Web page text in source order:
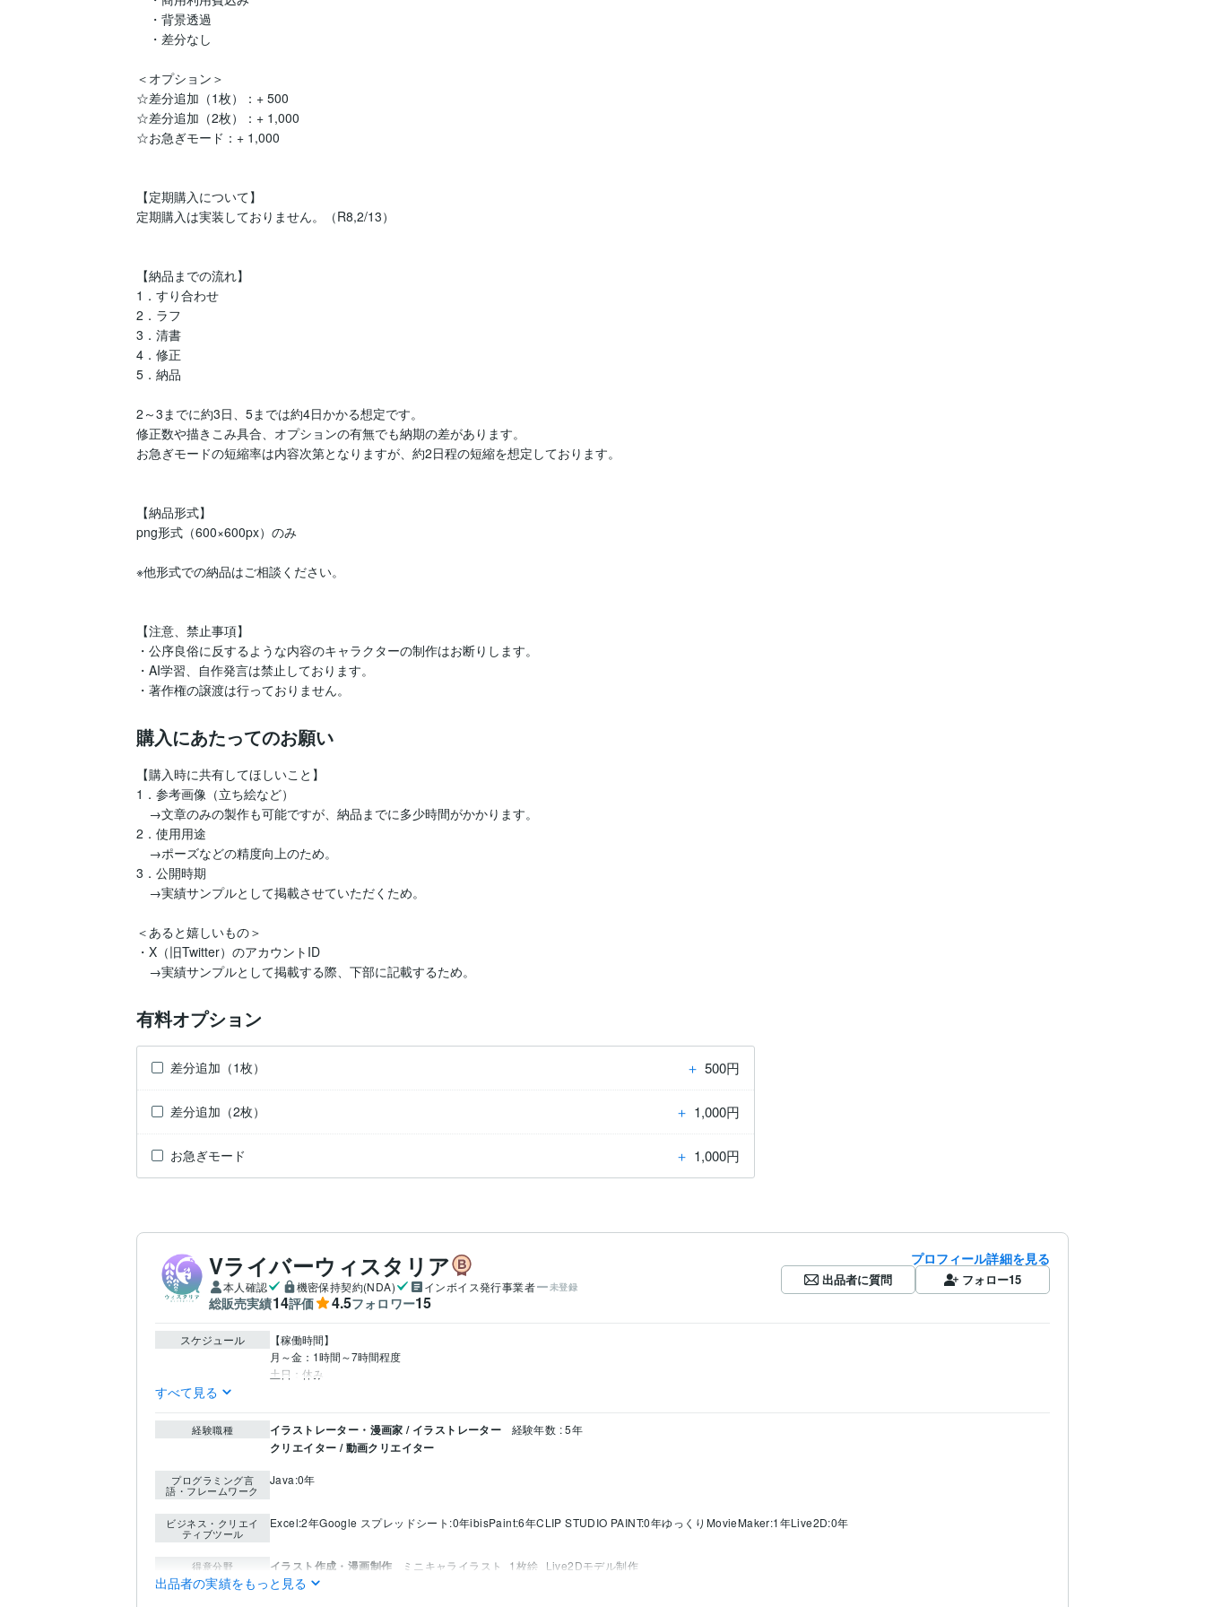
・背景透過
・差分なし
＜オプション＞
☆差分追加（1枚）：+ 500
☆差分追加（2枚）：+ 1,000
☆お急ぎモード：+ 1,000
【定期購入について】
定期購入は実装しておりません。（R8,2/13）
【納品までの流れ】
1．すり合わせ
2．ラフ
3．清書
4．修正
5．納品
2～3までに約3日、5までは約4日かかる想定です。
修正数や描きこみ具合、オプションの有無でも納期の差があります。
お急ぎモードの短縮率は内容次第となりますが、約2日程の短縮を想定しております。
【納品形式】
png形式（600×600px）のみ
※他形式での納品はご相談ください。
【注意、禁止事項】
・公序良俗に反するような内容のキャラクターの制作はお断りします。
・AI学習、自作発言は禁止しております。
・著作権の譲渡は行っておりません。
購入にあたってのお願い
【購入時に共有してほしいこと】
1．参考画像（立ち絵など）
→文章のみの製作も可能ですが、納品までに多少時間がかかります。
2．使用用途
→ポーズなどの精度向上のため。
3．公開時期
→実績サンプルとして掲載させていただくため。
＜あると嬉しいもの＞
・X（旧Twitter）のアカウントID
→実績サンプルとして掲載する際、下部に記載するため。
有料オプション
差分追加（1枚） ＋ 500円
差分追加（2枚） ＋ 1,000円
お急ぎモード ＋ 1,000円
Vライバーウィスタリア
本人確認 機密保持契約(NDA) インボイス発行事業者 未登録
総販売実績14評価 4.5フォロワー15
プロフィール詳細を見る
出品者に質問 フォロー15
スケジュール
【稼働時間】
月～金：1時間～7時間程度
すべて見る
経験職種 イラストレーター・漫画家 / イラストレーター 経験年数 : 5年
クリエイター / 動画クリエイター
プログラミング言
語・フレームワーク
Java:0年
ビジネス・クリエイ
ティブツール
Excel:2年Google スプレッドシート:0年ibisPaint:6年CLIP STUDIO PAINT:0年ゆっくりMovieMaker:1年Live2D:0年
得意分野 イラスト作成・漫画制作 ミニキャライラスト 1枚絵 Live2Dモデル制作
ミニキャラ
出品者の実績をもっと見る